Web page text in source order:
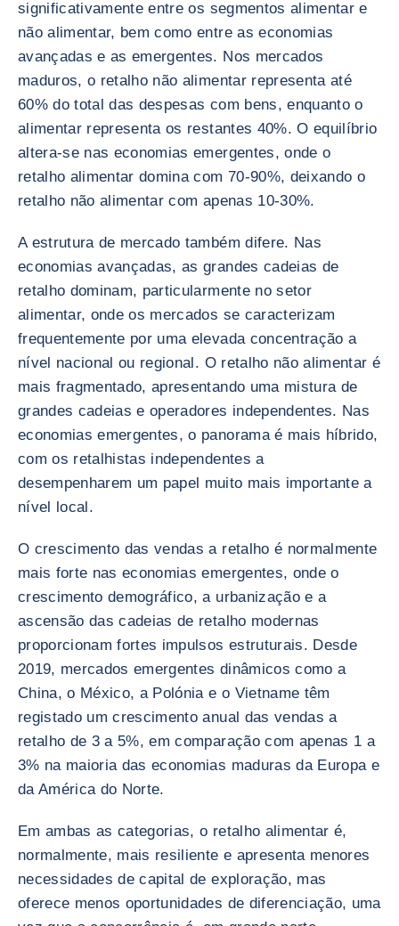
significativamente entre os segmentos alimentar e
não alimentar, bem como entre as economias
avançadas e as emergentes. Nos mercados
maduros, o retalho não alimentar representa até
60% do total das despesas com bens, enquanto o
alimentar representa os restantes 40%. O equilíbrio
altera-se nas economias emergentes, onde o
retalho alimentar domina com 70-90%, deixando o
retalho não alimentar com apenas 10-30%.
A estrutura de mercado também difere. Nas
economias avançadas, as grandes cadeias de
retalho dominam, particularmente no setor
alimentar, onde os mercados se caracterizam
frequentemente por uma elevada concentração a
nível nacional ou regional. O retalho não alimentar é
mais fragmentado, apresentando uma mistura de
grandes cadeias e operadores independentes. Nas
economias emergentes, o panorama é mais híbrido,
com os retalhistas independentes a
desempenharem um papel muito mais importante a
nível local.
O crescimento das vendas a retalho é normalmente
mais forte nas economias emergentes, onde o
crescimento demográfico, a urbanização e a
ascensão das cadeias de retalho modernas
proporcionam fortes impulsos estruturais. Desde
2019, mercados emergentes dinâmicos como a
China, o México, a Polónia e o Vietname têm
registado um crescimento anual das vendas a
retalho de 3 a 5%, em comparação com apenas 1 a
3% na maioria das economias maduras da Europa e
da América do Norte.
Em ambas as categorias, o retalho alimentar é,
normalmente, mais resiliente e apresenta menores
necessidades de capital de exploração, mas
oferece menos oportunidades de diferenciação, uma